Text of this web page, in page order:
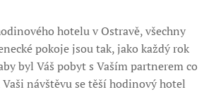
hotelu v Ostravě, všechny
pokoje jsou tak, jako každý rok
byl Váš pobyt s Vaším partnerem co
návštěvu se těší hodinový hotel